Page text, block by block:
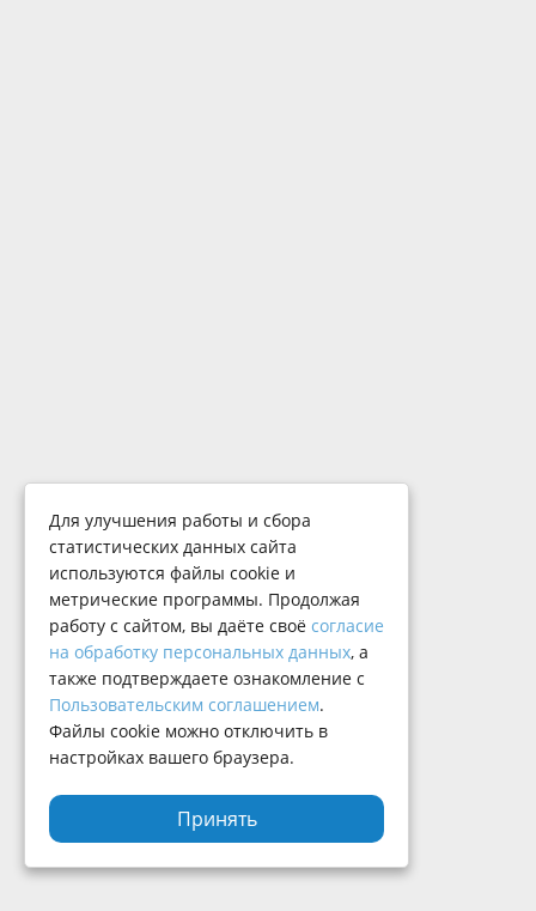
Для улучшения работы и сбора
статистических данных сайта
используются файлы cookie и
метрические программы. Продолжая
работу с сайтом, вы даёте своё согласие
на обработку персональных данных, а
также подтверждаете ознакомление с
Пользовательским соглашением.
Файлы cookie можно отключить в
настройках вашего браузера.
Принять